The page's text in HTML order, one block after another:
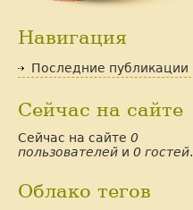
Навигация
Последние публикации
Сейчас на сайте
Сейчас на сайте 0
пользователей и 0 гостей.
Облако тегов